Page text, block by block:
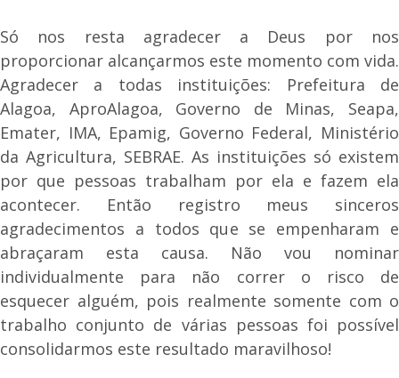
Só nos resta agradecer a Deus por nos
proporcionar alcançarmos este momento com vida.
Agradecer a todas instituições: Prefeitura de
Alagoa, AproAlagoa, Governo de Minas, Seapa,
Emater, IMA, Epamig, Governo Federal, Ministério
da Agricultura, SEBRAE. As instituições só existem
por que pessoas trabalham por ela e fazem ela
acontecer. Então registro meus sinceros
agradecimentos a todos que se empenharam e
abraçaram esta causa. Não vou nominar
individualmente para não correr o risco de
esquecer alguém, pois realmente somente com o
trabalho conjunto de várias pessoas foi possível
consolidarmos este resultado maravilhoso!